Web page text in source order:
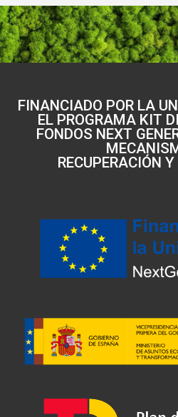
FINANCIADO POR LA
EL PROGRAMA KIT
FONDOS NEXT
RECUPERACIÓN